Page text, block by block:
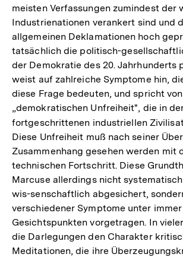
meisten Verfassungen zumindest der
Industrienationen verankert sind und
allgemeinen Deklamationen hoch
tatsächlich die politisch-
der Demokratie des 20. Jahrhunderts
weist auf zahlreiche Symptome hin,
diese Frage bedeuten, und spricht
„demokratischen Unfreiheit", die in
fortgeschrittenen industriellen
Diese Unfreiheit muß nach seiner
Zusammenhang gesehen werden mit
technischen Fortschritt. Diese
Marcuse allerdings nicht
wis-senschaftlich abgesichert,
verschiedener Symptome unter
Gesichtspunkten vorgetragen. In
die Darlegungen den Charakter
Meditationen, die ihre